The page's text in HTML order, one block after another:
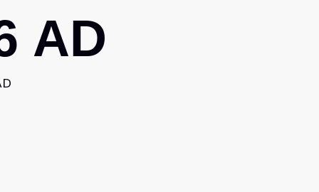
AD